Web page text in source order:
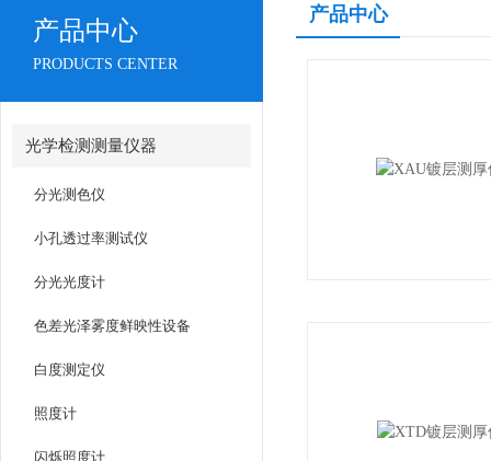
产品中心
PRODUCTS CENTER
光学检测测量仪器
分光测色仪
小孔透过率测试仪
分光光度计
色差光泽雾度鲜映性设备
白度测定仪
照度计
闪烁照度计
产品中心